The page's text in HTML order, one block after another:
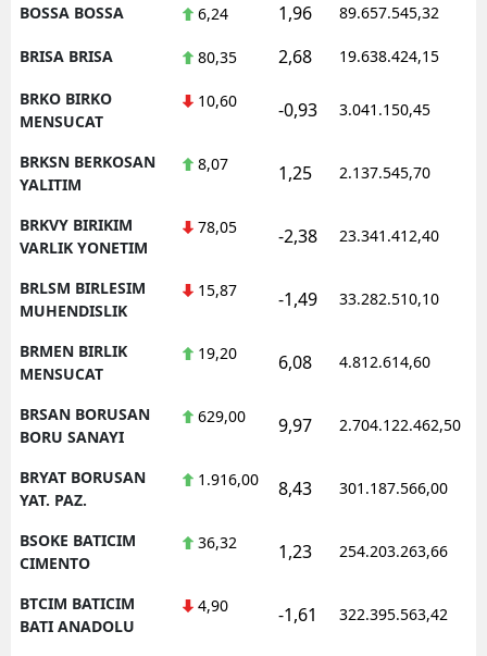
BOSSA BOSSA 6,24 1,96 89.657.545,32
BRISA BRISA 80,35 2,68 19.638.424,15
BRKO BIRKO
MENSUCAT
10,60 -0,93 3.041.150,45
BRKSN BERKOSAN
YALITIM
8,07 1,25 2.137.545,70
BRKVY BIRIKIM
VARLIK YONETIM
78,05 -2,38 23.341.412,40
BRLSM BIRLESIM
MUHENDISLIK
15,87 -1,49 33.282.510,10
BRMEN BIRLIK
MENSUCAT
19,20 6,08 4.812.614,60
BRSAN BORUSAN
BORU SANAYI
629,00 9,97 2.704.122.462,50
BRYAT BORUSAN
YAT. PAZ.
1.916,00 8,43 301.187.566,00
BSOKE BATICIM
CIMENTO
36,32 1,23 254.203.263,66
BTCIM BATICIM
BATI ANADOLU
4,90 -1,61 322.395.563,42